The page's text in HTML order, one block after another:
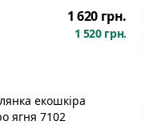
1 620 грн.
1 520 грн.
екошкіра
ягня 7102